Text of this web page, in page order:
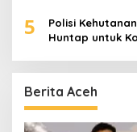
5
Polisi
Huntap untuk
Berita Aceh